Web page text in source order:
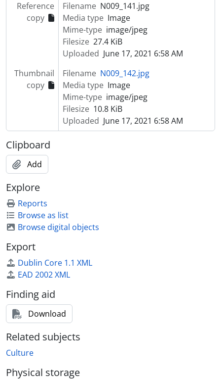
Reference
copy
Filename N009_141.jpg
Media type Image
Mime-type image/jpeg
Filesize 27.4 KiB
Uploaded June 17, 2021 6:58 AM
Thumbnail
copy
Filename N009_142.jpg
Media type Image
Mime-type image/jpeg
Filesize 10.8 KiB
Uploaded June 17, 2021 6:58 AM
Clipboard
Add
Explore
Reports
Browse as list
Browse digital objects
Export
Dublin Core 1.1 XML
EAD 2002 XML
Finding aid
Download
Related subjects
Culture
Physical storage